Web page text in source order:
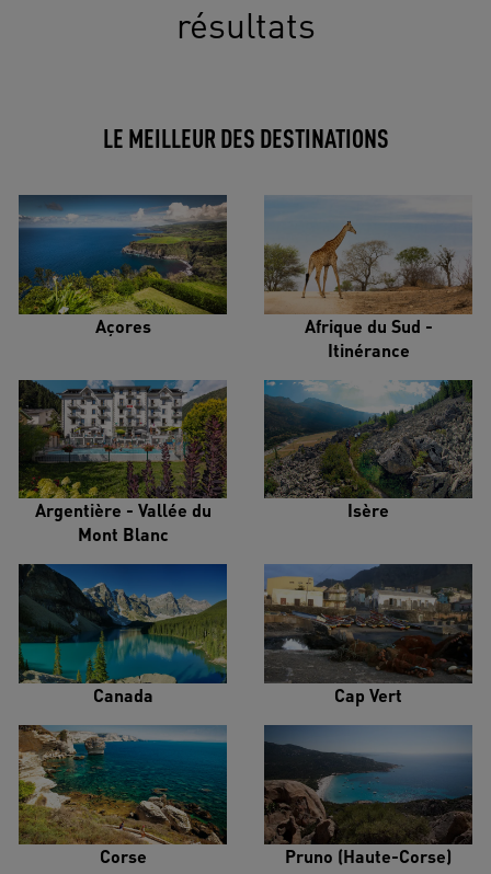
résultats
LE MEILLEUR DES DESTINATIONS
Açores
Afrique du Sud -
Itinérance
Argentière - Vallée du
Mont Blanc
Isère
Canada Cap Vert
Corse Pruno (Haute-Corse)